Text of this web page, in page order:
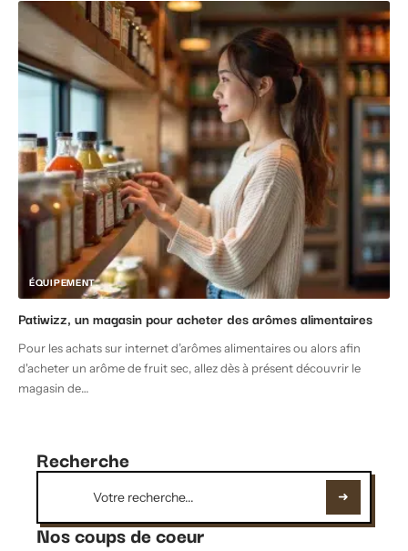
ÉQUIPEMENT
Patiwizz, un magasin pour acheter des arômes alimentaires
Pour les achats sur internet d’arômes alimentaires ou alors afin
d'acheter un arôme de fruit sec, allez dès à présent découvrir le
magasin de…
Recherche
Nos coups de coeur